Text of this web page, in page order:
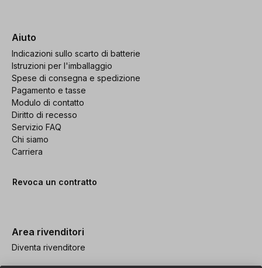
Aiuto
Indicazioni sullo scarto di batterie
Istruzioni per l'imballaggio
Spese di consegna e spedizione
Pagamento e tasse
Modulo di contatto
Diritto di recesso
Servizio FAQ
Chi siamo
Carriera
Revoca un contratto
Area rivenditori
Diventa rivenditore